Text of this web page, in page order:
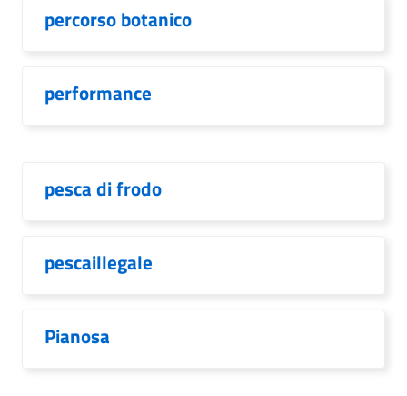
percorso botanico
performance
pesca di frodo
pescaillegale
Pianosa